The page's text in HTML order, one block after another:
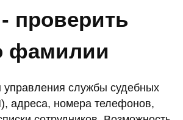
проверить
фамилии
службы судебных
адреса, номера телефонов,